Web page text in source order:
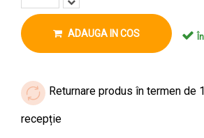
ADAUGA IN COS
Returnare produs în termen de
recepție